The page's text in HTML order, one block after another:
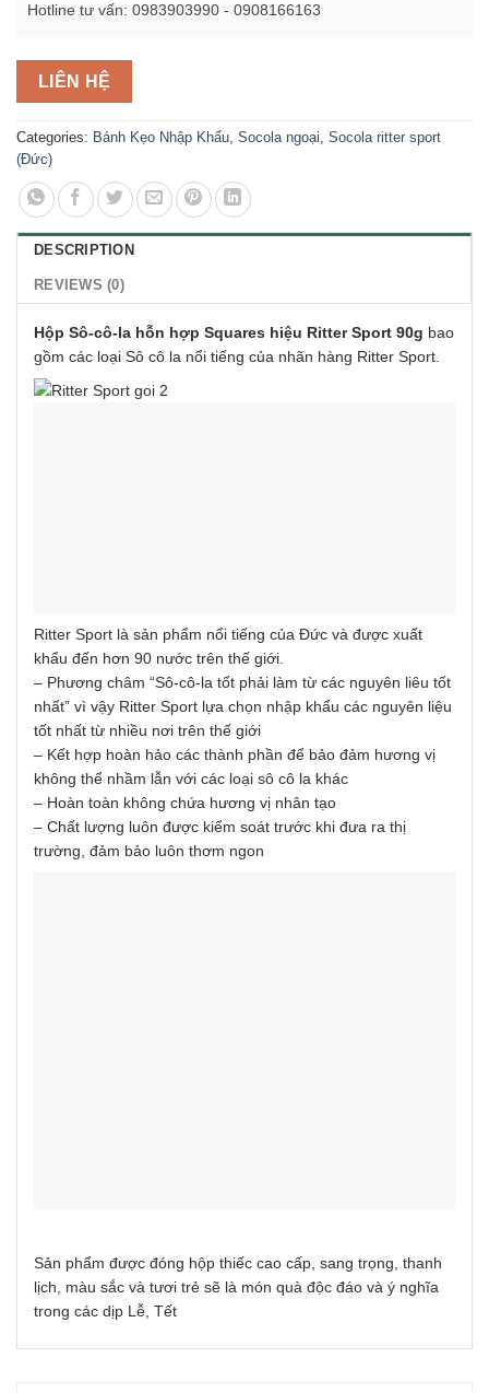
Hotline tư vấn: 0983903990 - 0908166163
LIÊN HỆ
Categories: Bánh Kẹo Nhập Khẩu Socola ngoại Socola ritter sport
(Đức)
DESCRIPTION
REVIEWS (0)
Hộp Sô-cô-la hỗn hợp Squares hiệu Ritter Sport 90g bao
gồm các loại Sô cô la nổi tiếng của nhãn hàng Ritter Sport.
Ritter Sport là sản phẩm nổi tiếng của Đức và được xuất
khẩu đến hơn 90 nước trên thế giới.
– Phương châm “Sô-cô-la tốt phải làm từ các nguyên liêu tốt
nhất” vì vậy Ritter Sport lựa chọn nhập khẩu các nguyên liệu
tốt nhất từ nhiều nơi trên thế giới
– Kết hợp hoàn hảo các thành phần để bảo đảm hương vị
không thể nhầm lẫn với các loại sô cô la khác
– Hoàn toàn không chứa hương vị nhân tạo
– Chất lượng luôn được kiểm soát trước khi đưa ra thị
trường, đảm bảo luôn thơm ngon
Sản phẩm được đóng hộp thiếc cao cấp, sang trọng, thanh
lịch, màu sắc và tươi trẻ sẽ là món quà độc đáo và ý nghĩa
trong các dịp Lễ, Tết